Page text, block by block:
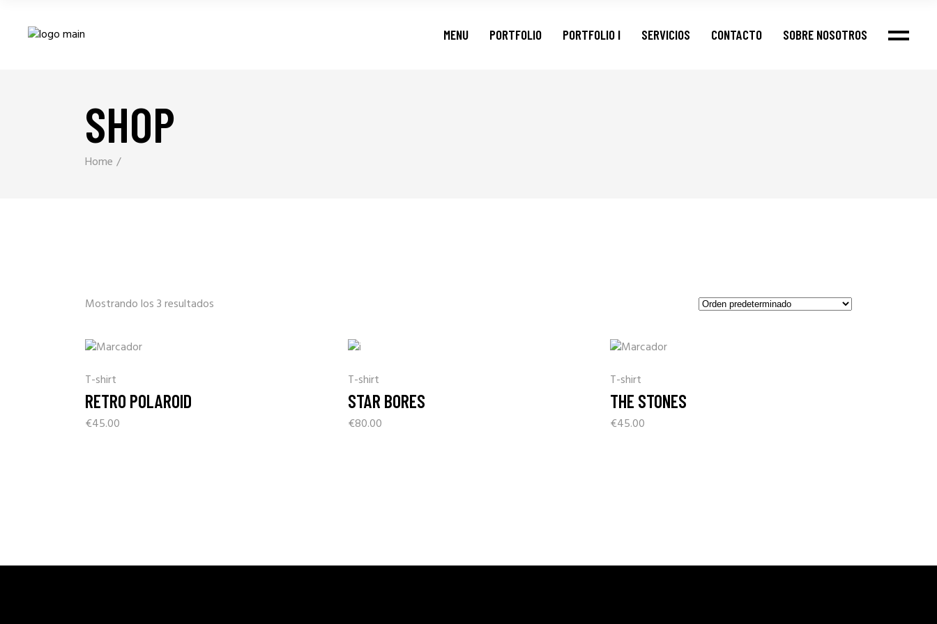
MENU PORTFOLIO PORTFOLIO I SERVICIOS CONTACTO SOBRE NOSOTROS
SHOP
Home
Mostrando los 3 resultados
T-shirt
RETRO POLAROID
€45.00
T-shirt
STAR BORES
€80.00
T-shirt
THE STONES
€45.00